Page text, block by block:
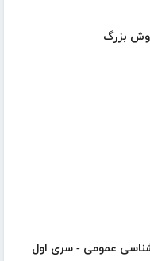
بزرگ
عمومی - سری اول